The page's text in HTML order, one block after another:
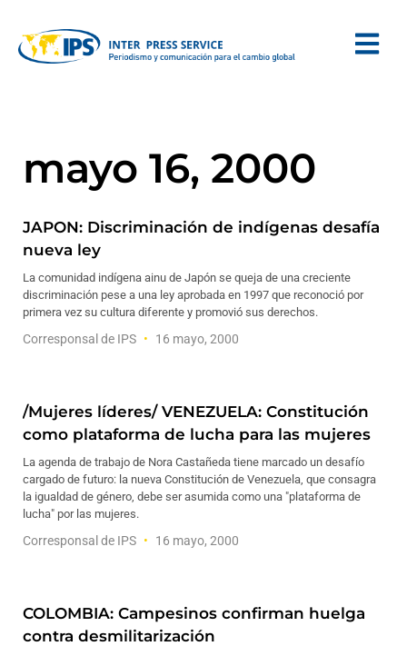
mayo 16, 2000
JAPON: Discriminación de indígenas desafía
nueva ley
La comunidad indígena ainu de Japón se queja de una creciente
discriminación pese a una ley aprobada en 1997 que reconoció por
primera vez su cultura diferente y promovió sus derechos.
Corresponsal de IPS 16 mayo, 2000
/Mujeres líderes/ VENEZUELA: Constitución
como plataforma de lucha para las mujeres
La agenda de trabajo de Nora Castañeda tiene marcado un desafío
cargado de futuro: la nueva Constitución de Venezuela, que consagra
la igualdad de género, debe ser asumida como una "plataforma de
lucha" por las mujeres.
Corresponsal de IPS 16 mayo, 2000
COLOMBIA: Campesinos confirman huelga
contra desmilitarización